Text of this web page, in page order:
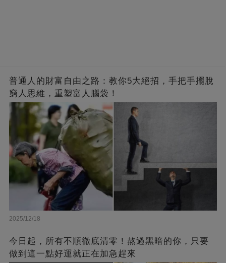
普通人的財富自由之路：教你5大絕招，手把手擺脫
窮人思維，重塑富人腦袋！
2025/12/18
今日起，所有不順徹底清零！熬過黑暗的你，只要
做到這一點好運就正在加急趕來